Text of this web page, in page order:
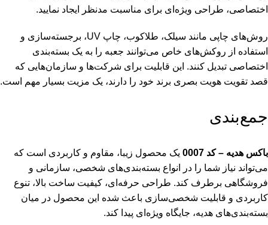
اختصاصی، طراحی ویژه‌ای برای مناسبت مدنظر ایجاد نمایید.
روش‌های چاپی مانند سیلک، طلاکوب، چاپ UV، برجسته‌سازی و
استفاده از روکش‌های خاص می‌توانند جعبه را به یک بسته‌بندی
اختصاصی تبدیل کنند. این قابلیت برای شرکت‌ها و سازمان‌هایی که
قصد تقویت هویت بصری برند خود را دارند، یک مزیت بسیار مهم است.
جمع‌بندی
باکس هدیه – کد 0007
یک محصول زیبا، مقاوم و کاربردی است که
می‌تواند نیاز شما را در انواع بسته‌بندی‌های شخصی، سازمانی و
فروشگاهی برطرف کند. طراحی حرفه‌ای، کیفیت ساخت بالا، تنوع
کاربردی و قابلیت شخصی‌سازی باعث شده این محصول در میان
بسته‌بندی‌های هدیه، جایگاه ویژه‌ای پیدا کند.